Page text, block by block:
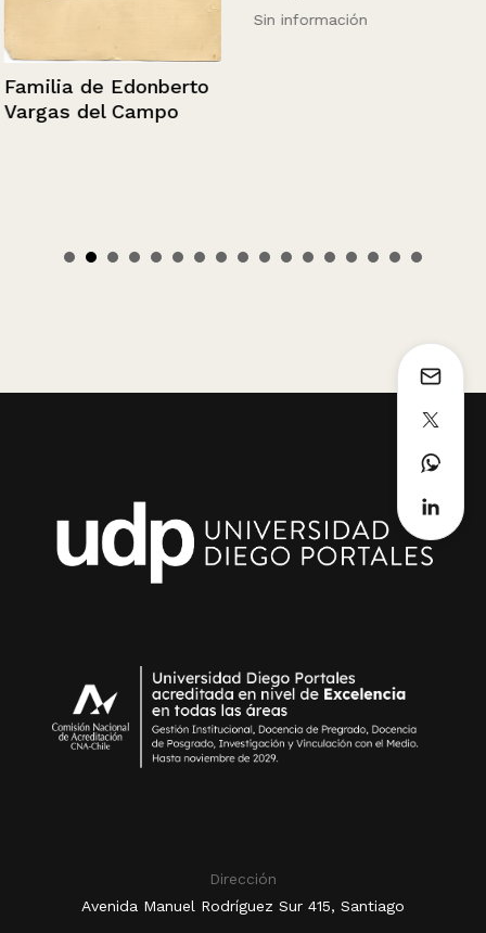
Familia de Edonberto
Vargas del Campo
Sin información
Dirección
Avenida Manuel Rodríguez Sur 415, Santiago